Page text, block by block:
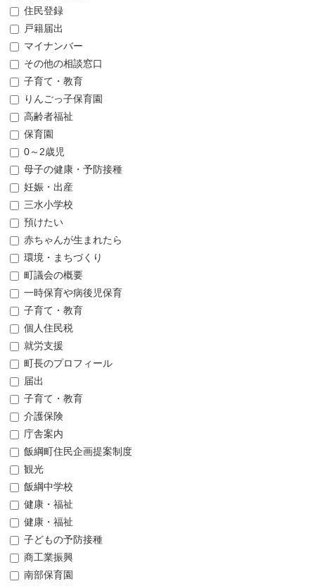
住民登録
戸籍届出
マイナンバー
その他の相談窓口
子育て・教育
りんごっ子保育園
高齢者福祉
保育園
0～2歳児
母子の健康・予防接種
妊娠・出産
三水小学校
預けたい
赤ちゃんが生まれたら
環境・まちづくり
町議会の概要
一時保育や病後児保育
子育て・教育
個人住民税
就労支援
町長のプロフィール
届出
子育て・教育
介護保険
庁舎案内
飯綱町住民企画提案制度
観光
飯綱中学校
健康・福祉
健康・福祉
子どもの予防接種
商工業振興
南部保育園